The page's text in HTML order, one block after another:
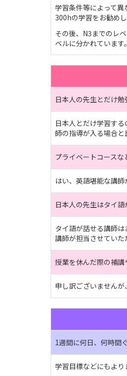
学習条件等によって
300hの学習をお勧めし
その後、N3までのレ
ベルに分かれています
日本人の先生とだけ勉
日本人とだけ学習す
師の指導が入る場合と
プライベートコースな
はい、英語堪能な講師
日本人の先生はタイ語
タイ語が話せる講師
講師が担当させていた
授業を休んだ際の補講
申し訳ございません
1週間に何日、何時間
学習目標などにもより